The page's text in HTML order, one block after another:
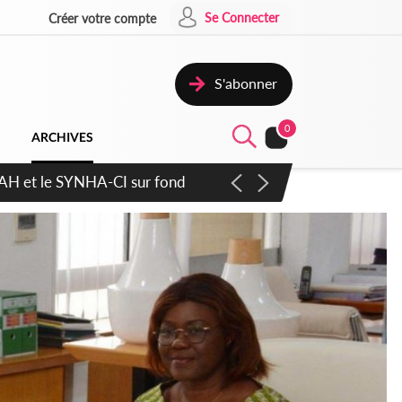
Créer votre compte Se Connecter
S'abonner
ARCHIVES
0
plus apaisé